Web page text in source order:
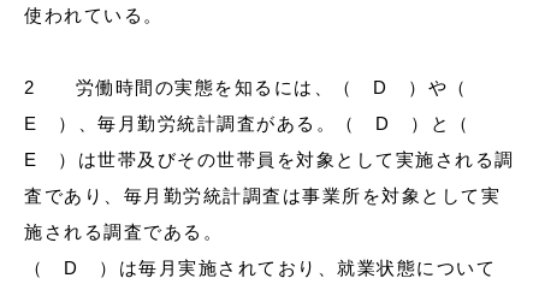
使われている。
2 労働時間の実態を知るには、（ D ）や（
E ）、毎月勤労統計調査がある。（ D ）と（
E ）は世帯及びその世帯員を対象として実施される調
査であり、毎月勤労統計調査は事業所を対象として実
施される調査である。
（ D ）は毎月実施されており、就業状態について